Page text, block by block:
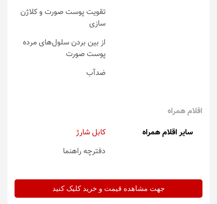
تقویت پوست صورت و کلاژن
سازی
از بین بردن سلول‌های مرده
پوست صورت
ضد‌آب
اقلام همراه
سایر اقلام همراه
کابل شارژ
دفترچه راهنما
جهت مشاهده قیمت و خرید کلیک کنید